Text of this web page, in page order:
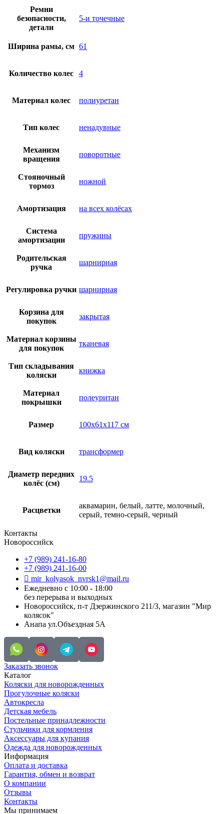
Ремни
безопасности,
детали
5-и точечные
Ширина рамы, см 61
Количество колес 4
Материал колес полиуретан
Тип колес ненадувные
Механизм
вращения
поворотные
Стояночный
тормоз
ножной
Амортизация на всех колёсах
Система
амортизации
пружины
Родительская
ручка
шарнирная
Регулировка ручки шарнирная
Корзина для
покупок
закрытая
Материал корзины
для покупок
тканевая
Тип складывания
коляски
книжка
Материал
покрышки
полеуритан
Размер 100х61х117 см
Вид коляски трансформер
Диаметр передних
колёс (см)
19.5
Расцветки
аквамарин, белый, латте, молочный,
серый, темно-серый, черный
Контакты
Новороссийск
+7 (989) 241-16-80
+7 (989) 241-16-00
mir_kolyasok_nvrsk1@mail.ru
Ежедневно с 10:00 - 18:00
без перерыва и выходных
Новороссийск, п-т Дзержинского 211/3, магазин "Мир
колясок"
Анапа ул.Объездная 5А
Заказать звонок
Каталог
Коляски для новорожденных
Прогулочные коляски
Автокресла
Детская мебель
Постельные принадлежности
Стульчики для кормления
Аксессуары для купания
Одежда для новорожденных
Информация
Оплата и доставка
Гарантия, обмен и возврат
О компании
Отзывы
Контакты
Мы принимаем